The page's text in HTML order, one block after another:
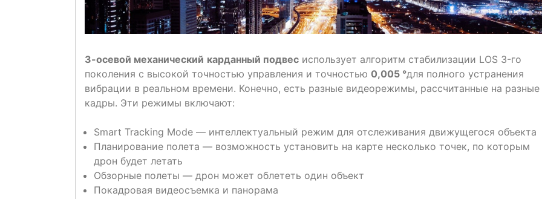
3-осевой механический карданный подвес использует алгоритм стабилизации LOS 3-го
поколения с высокой точностью управления и точностью 0,005 °для полного устранения
вибрации в реальном времени. Конечно, есть разные видеорежимы, рассчитанные на разные
кадры. Эти режимы включают:
Smart Tracking Mode — интеллектуальный режим для отслеживания движущегося объекта
Планирование полета — возможность установить на карте несколько точек, по которым
дрон будет летать
Обзорные полеты — дрон может облететь один объект
Покадровая видеосъемка и панорама